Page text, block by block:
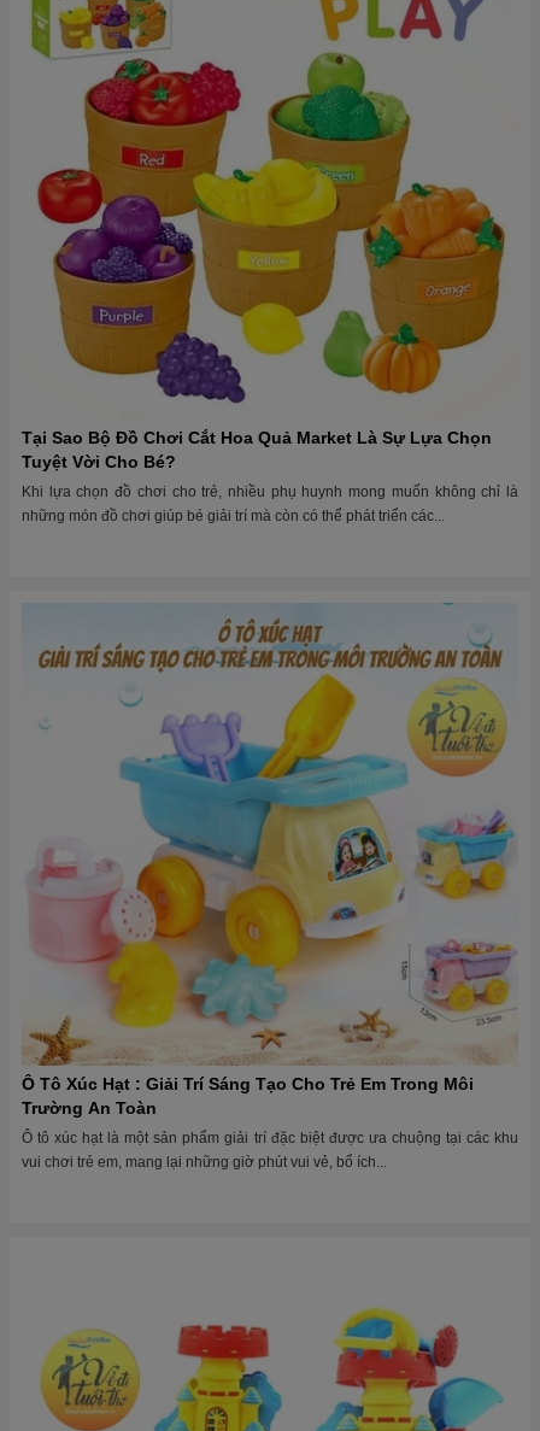
Tại Sao Bộ Đồ Chơi Cắt Hoa Quả Market Là Sự Lựa Chọn
Tuyệt Vời Cho Bé?
Khi lựa chọn đồ chơi cho trẻ, nhiều phụ huynh mong muốn không chỉ là
những món đồ chơi giúp bé giải trí mà còn có thể phát triển các...
Ô Tô Xúc Hạt : Giải Trí Sáng Tạo Cho Trẻ Em Trong Môi
Trường An Toàn
Ô tô xúc hạt là một sản phẩm giải trí đặc biệt được ưa chuộng tại các khu
vui chơi trẻ em, mang lại những giờ phút vui vẻ, bổ ích...